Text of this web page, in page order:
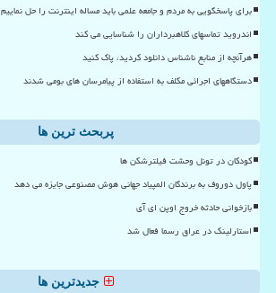
برای پاسخگویی به مردم و جامعه علمی باید مساله اینترنت را حل نماییم
اندروید تماسهای کلاهبرداران را شناسایی می کند
هرآنچه از منابع ناشناس دانلود کردید، پاک کنید
دستگاههای اجرائی مکلف به استفاده از پیامرسان های بومی شدند
پربحث ترین ها
کودکان در تونل وحشت فیلترشکن ها
پاول دوروف به برندگان المپیاد جهانی هوش مصنوعی جایزه می دهد
بازخوانی حادثه خروج اوپن ای آی
استارلینک در عراق رسما فعال شد
جدیدترین ها